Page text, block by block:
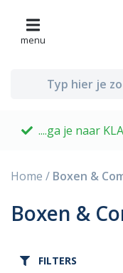
menu
....ga je naar
Home / Boxen &
Boxen &
FILTERS